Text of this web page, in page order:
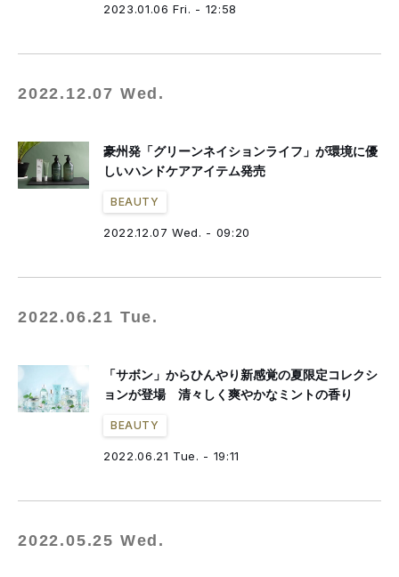
2023.01.06 Fri. - 12:58
2022.12.07 Wed.
豪州発「グリーンネイションライフ」が環境に優
しいハンドケアアイテム発売
BEAUTY
2022.12.07 Wed. - 09:20
2022.06.21 Tue.
「サボン」からひんやり新感覚の夏限定コレクシ
ョンが登場 清々しく爽やかなミントの香り
BEAUTY
2022.06.21 Tue. - 19:11
2022.05.25 Wed.